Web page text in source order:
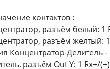
контактов :
разъём белый: 1
разъём желтый: 1
Концентратор-Делитель
разъём Out Y: 1 Rx+/